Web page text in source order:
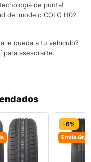
de punta!
del modelo COLO H02
le queda a tu vehículo?
para asesorarte.
-6%
Envío